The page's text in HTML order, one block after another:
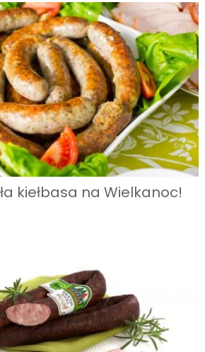
kiełbasa na Wielkanoc!